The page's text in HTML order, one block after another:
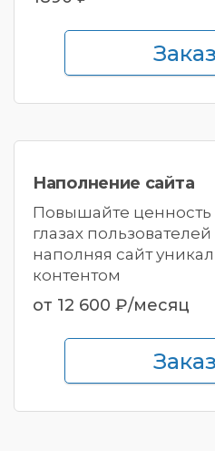
Наполнение сайта
Повышайте ценность
глазах
наполняя сайт
контентом
от 12 600 ₽/месяц